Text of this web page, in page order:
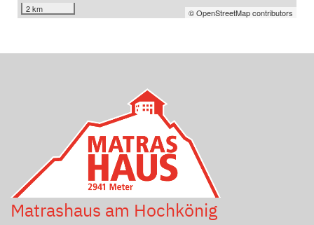
2 km © OpenStreetMap contributors
Matrashaus am Hochkönig